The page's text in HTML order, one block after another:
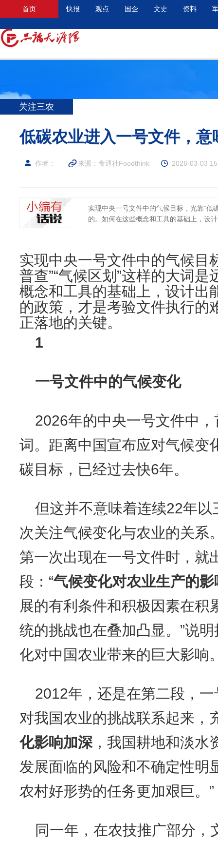
首页 快报 观点 国企 文史 资料
关注三农
低碳农业进入一号文件，意
作者： 来源：食通社Foodthink 2026-03-03
实现中央一号文件中的气候目标，光靠“低
的。如何在这些概念和工具的基础上，设
实现中央一号文件中的气候目
普查”“气候区划”这样的大词
概念和工具的基础上，设计出
的政策，才是考验文件执行的
正落地的关键。
1
一号文件中的气候变化
2026年的中央一号文件中，
词。距离中国宣布应对气候变
碳目标，已经过去快6年。
但这并不意味着连续22年
次关注气候变化与农业的关系
第一次出现在一号文件时，就
段：“气候变化对农业生产的
展的有利条件和积极因素在积
统的挑战也在叠加凸显。”说
化对中国农业带来的巨大影响
2012年，还是在第二段，
对我国农业的挑战联系起来，
化影响加深，我国耕地和淡水
发展面临的风险和不确定性明
农村好形势的任务更加艰巨。”
同一年，在农技推广部分，